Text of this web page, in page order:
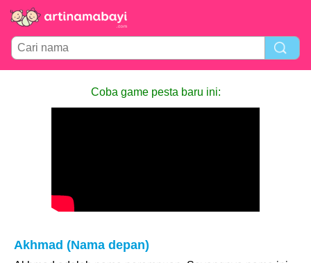
Coba game pesta baru ini:
Akhmad (Nama depan)